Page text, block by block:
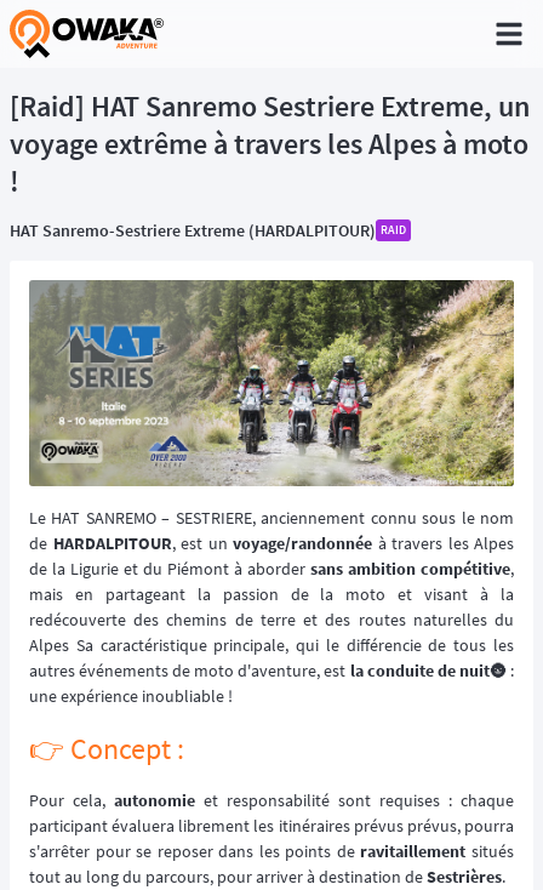
®
[Raid] HAT Sanremo Sestriere Extreme, un
voyage extrême à travers les Alpes à moto
!
HAT Sanremo-Sestriere Extreme (HARDALPITOUR) RAID
Le HAT SANREMO – SESTRIERE, anciennement connu sous le nom
de HARDALPITOUR, est un voyage/randonnée à travers les Alpes
de la Ligurie et du Piémont à aborder sans ambition compétitive,
mais en partageant la passion de la moto et visant à la
redécouverte des chemins de terre et des routes naturelles du
Alpes Sa caractéristique principale, qui le différencie de tous les
autres événements de moto d'aventure, est la conduite de nuit🌚 :
une expérience inoubliable !
👉️ Concept :
Pour cela, autonomie et responsabilité sont requises : chaque
participant évaluera librement les itinéraires prévus prévus, pourra
s'arrêter pour se reposer dans les points de ravitaillementsitués
tout au long du parcours, pour arriver à destination deSestrières.